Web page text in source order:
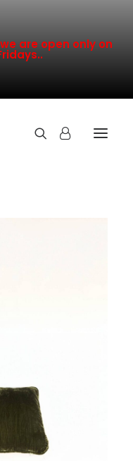
are open only on